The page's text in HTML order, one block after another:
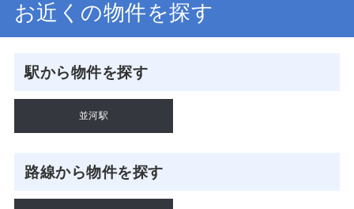
お近くの物件を探す
駅から物件を探す
並河駅
路線から物件を探す